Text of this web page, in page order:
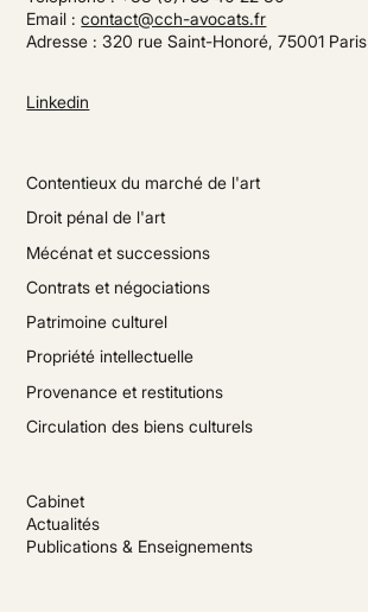
Email :contact@cch-avocats.fr
Adresse : 320 rue Saint-Honoré, 75001 Paris
Linkedin
Contentieux du marché de l'art
Droit pénal de l'art
Mécénat et successions
Contrats et négociations
Patrimoine culturel
Propriété intellectuelle
Provenance et restitutions
Circulation des biens culturels
Cabinet
Actualités
Publications & Enseignements